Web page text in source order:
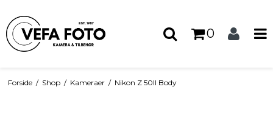
0
Forside / Shop / Kameraer / Nikon Z 50II Body